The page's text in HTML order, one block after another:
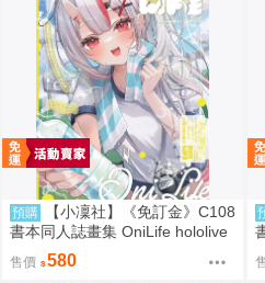
預購
【小凜社】《免訂金》C108
書本同人誌畫集 OniLife hololive
百鬼綾目
售價 580